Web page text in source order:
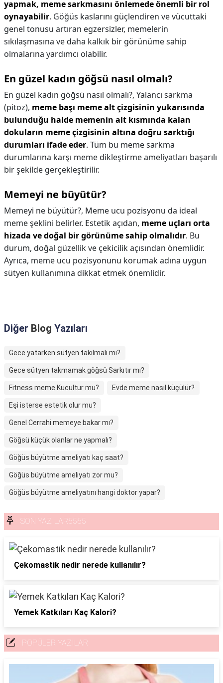
yapmak, meme sarkmasını önlemede önemli bir rol
oynayabilir. Göğüs kaslarını güçlendiren ve vücuttaki
genel tonusu artıran egzersizler, memelerin
sıkılaşmasına ve daha kalkık bir görünüme sahip
olmalarına yardımcı olabilir.
En güzel kadın göğsü nasıl olmalı?
En güzel kadın göğsü nasıl olmalı?, Yalancı sarkma
(pitoz), meme başı meme alt çizgisinin yukarısında
bulunduğu halde memenin alt kısmında kalan
dokuların meme çizgisinin altına doğru sarktığı
durumları ifade eder. Tüm bu meme sarkma
durumlarına karşı meme dikleştirme ameliyatları başarılı
bir şekilde gerçekleştirilir.
Memeyi ne büyütür?
Memeyi ne büyütür?, Meme ucu pozisyonu da ideal
meme şeklini belirler. Estetik açıdan, meme uçları orta
hizada ve doğal bir görünüme sahip olmalıdır. Bu
durum, doğal güzellik ve çekicilik açısından önemlidir.
Ayrıca, meme ucu pozisyonunu korumak adına uygun
sütyen kullanımına dikkat etmek önemlidir.
Diğer Blog Yazıları
Gece yatarken sütyen takılmalı mı?
Gece sütyen takmamak göğsü Sarkıtır mı?
Fitness meme Kucultur mu? Evde meme nasil küçülür?
Eşi isterse estetik olur mu?
Genel Cerrahi memeye bakar mı?
Göğsü küçük olanlar ne yapmalı?
Göğüs büyütme ameliyatı kaç saat?
Göğüs büyütme ameliyatı zor mu?
Göğüs büyütme ameliyatını hangi doktor yapar?
SON YAZILAR6565
Çekomastik nedir nerede kullanılır?
Yemek Katkıları Kaç Kalori?
POPÜLER YAZILAR